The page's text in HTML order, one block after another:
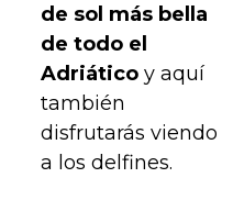
de sol más bella
de todo el
Adriático y aquí
también
disfrutarás viendo
a los delfines.